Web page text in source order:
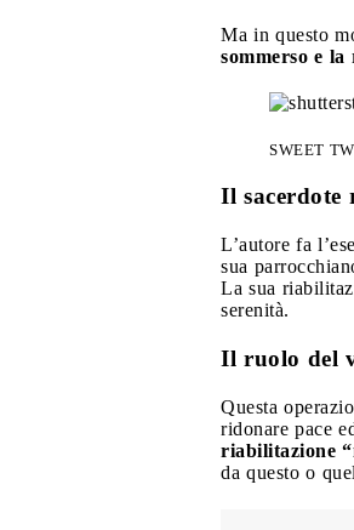
Ma in questo
sommerso e
SWEET
Il sacerdote
L’autore fa
sua
La sua
serenità.
Il ruolo del
Questa
ridonare pace
riabilitazione
da questo o